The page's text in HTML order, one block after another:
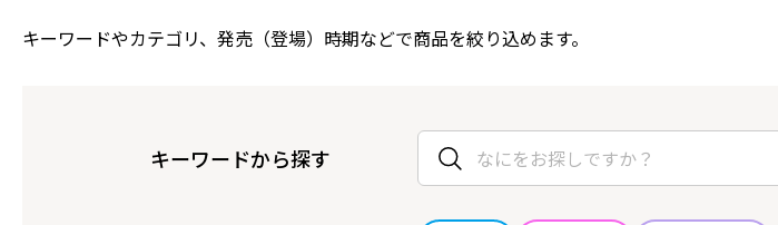
キーワードやカテゴリ、発売（登場）時期などで商品を絞り込めます。
キーワードから探す